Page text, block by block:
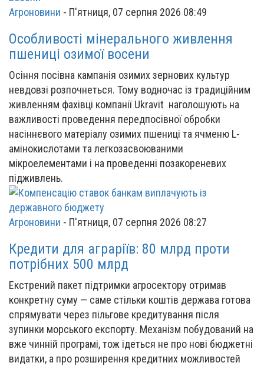
Агроновини - П'ятниця, 07 серпня 2026 08:49
Особливості мінерального живлення
пшениці озимої восени
Осіння посівна кампанія озимих зернових культур
невдовзі розпочнеться. Тому водночас із традиційним
живленням фахівці компанії Ukravit наголошують на
важливості проведення передпосівної обробки
насіннєвого матеріалу озимих пшениці та ячменю L-
амінокислотами та легкозасвоюваними
мікроелементами і на проведенні позакореневих
підживлень.
Агроновини - П'ятниця, 07 серпня 2026 08:27
Кредити для аграріїв: 80 млрд проти
потрібних 500 млрд
Екстрений пакет підтримки агросектору отримав
конкретну суму — саме стільки коштів держава готова
спрямувати через пільгове кредитування після
зупинки морського експорту. Механізм побудований на
вже чинній програмі, тож ідеться не про нові бюджетні
видатки, а про розширення кредитних можливостей